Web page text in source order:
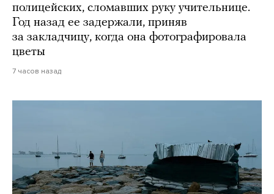
полицейских, сломавших руку учительнице.
Год назад ее задержали, приняв
за закладчицу, когда она фотографировала
цветы
7 часов назад